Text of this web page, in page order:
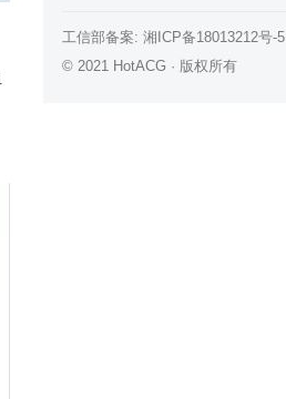
工信部备案: 湘ICP备18013212号-5
© 2021 HotACG · 版权所有